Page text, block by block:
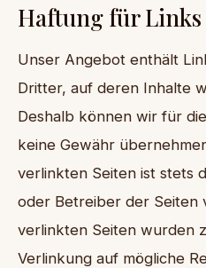
Haftung für Links
Unser Angebot enthält
Dritter, auf deren Inhalte
Deshalb können wir für
keine Gewähr
verlinkten Seiten ist stets
oder Betreiber der Seiten
verlinkten Seiten wurden
Verlinkung auf mögliche